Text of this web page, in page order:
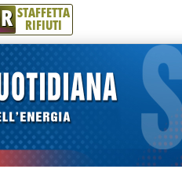
R STAFFETTA
RIFIUTI